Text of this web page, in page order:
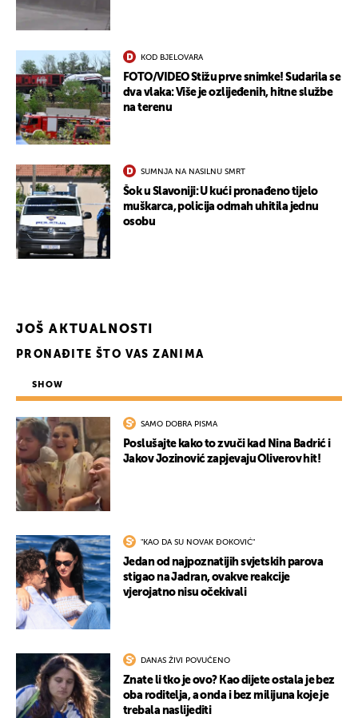
KOD BJELOVARA
FOTO/VIDEO Stižu prve snimke! Sudarila se
dva vlaka: Više je ozlijeđenih, hitne službe
na terenu
SUMNJA NA NASILNU SMRT
Šok u Slavoniji: U kući pronađeno tijelo
muškarca, policija odmah uhitila jednu
osobu
JOŠ AKTUALNOSTI
PRONAĐITE ŠTO VAS ZANIMA
SHOW
SAMO DOBRA PISMA
Poslušajte kako to zvuči kad Nina Badrić i
Jakov Jozinović zapjevaju Oliverov hit!
"KAO DA SU NOVAK ĐOKOVIĆ"
Jedan od najpoznatijih svjetskih parova
stigao na Jadran, ovakve reakcije
vjerojatno nisu očekivali
DANAS ŽIVI POVUČENO
Znate li tko je ovo? Kao dijete ostala je bez
oba roditelja, a onda i bez milijuna koje je
trebala naslijediti
UKLJUČITE NOTIFIKACIJE